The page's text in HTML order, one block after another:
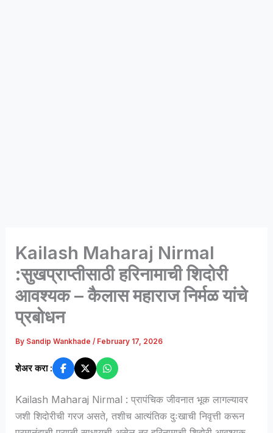
Kailash Maharaj Nirmal
:सुखप्राप्तीसाठी हरिनामाची शिदोरी
आवश्यक – कैलास महाराज निर्मळ यांचे
प्रबोधन
By Sandip Wankhade/ February 17, 2026
शेअर करा :
Kailash Maharaj Nirmal : प्रापंचिक जीवनात भूक लागल्यावर
जशी शिदोरीची गरज असते, तशीच आत्यंतिक दुःखाची निवृत्ती करून